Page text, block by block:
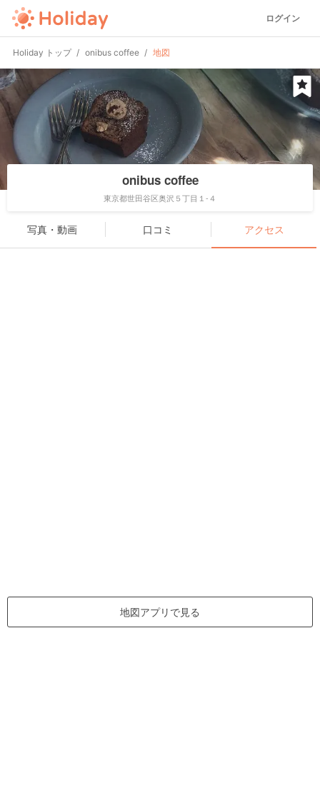
ログイン
Holiday トップ onibus coffee 地図
onibus coffee
東京都世田谷区奥沢５丁目１-４
写真・動画 口コミ アクセス
地図アプリで見る